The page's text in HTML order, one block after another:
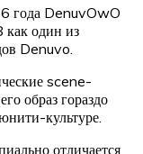
года DenuvOwO
один из
Denuvo.
scene-
образ гораздо
культуре.
отличается